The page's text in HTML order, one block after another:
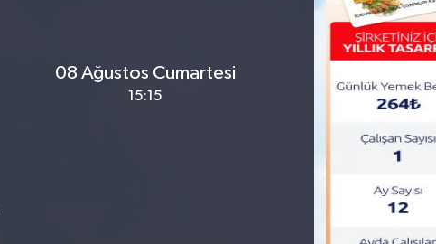
08 Ağustos Cumartesi
15:15